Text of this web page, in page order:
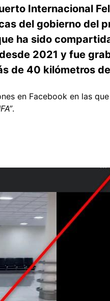
Internacional
del gobierno del
ha sido
2021 y fue
de 40 kilómetros
en Facebook en las
.